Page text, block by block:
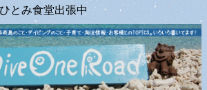
ひとみ食堂出張中